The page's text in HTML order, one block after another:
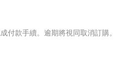
付款手續。逾期將視同取消訂購。